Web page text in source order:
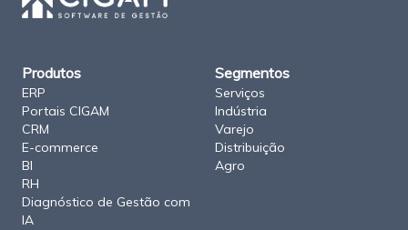
Produtos
ERP
Portais CIGAM
CRM
E-commerce
BI
RH
Diagnóstico de Gestão com
IA
Segmentos
Serviços
Indústria
Varejo
Distribuição
Agro